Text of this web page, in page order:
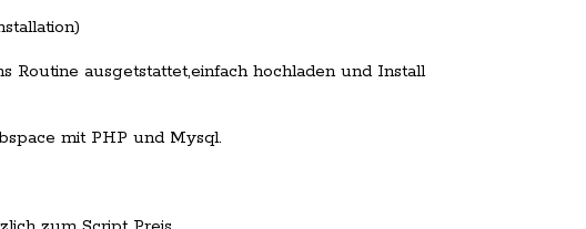
Routine ausgetstattet,einfach hochladen und Install
mit PHP und Mysql.